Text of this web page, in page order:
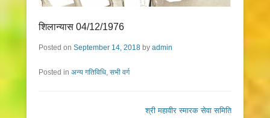
शिलान्यास 04/12/1976
Posted on September 14, 2018 by admin
Posted in अन्य गतिविधि, सभी वर्ग
श्री महावीर स्मारक सेवा समिति